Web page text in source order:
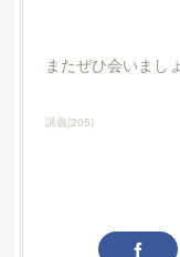
またぜひ会いまし
講義(205)